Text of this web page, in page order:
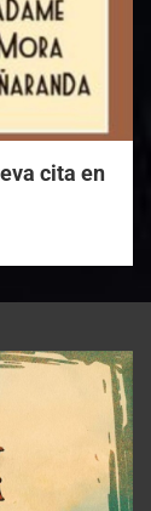
cita en